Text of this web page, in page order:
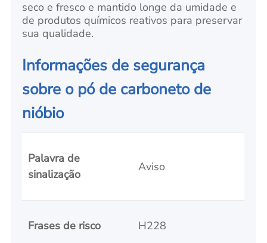
seco e fresco e mantido longe da umidade e
de produtos químicos reativos para preservar
sua qualidade.
Informações de segurança
sobre o pó de carboneto de
nióbio
Palavra de
sinalização
Aviso
Frases de risco H228